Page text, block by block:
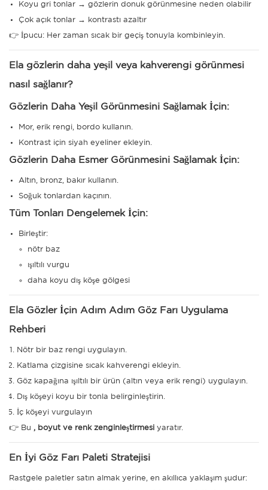
Koyu gri tonlar → gözlerin donuk görünmesine neden olabilir
Çok açık tonlar → kontrastı azaltır
👉 İpucu: Her zaman sıcak bir geçiş tonuyla kombinleyin.
Ela gözlerin daha yeşil veya kahverengi görünmesi
nasıl sağlanır?
Gözlerin Daha Yeşil Görünmesini Sağlamak İçin:
Mor, erik rengi, bordo kullanın.
Kontrast için siyah eyeliner ekleyin.
Gözlerin Daha Esmer Görünmesini Sağlamak İçin:
Altın, bronz, bakır kullanın.
Soğuk tonlardan kaçının.
Tüm Tonları Dengelemek İçin:
Birleştir:
nötr baz
ışıltılı vurgu
daha koyu dış köşe gölgesi
Ela Gözler İçin Adım Adım Göz Farı Uygulama
Rehberi
Nötr bir baz rengi uygulayın.
Katlama çizgisine sıcak kahverengi ekleyin.
Göz kapağına ışıltılı bir ürün (altın veya erik rengi) uygulayın.
Dış köşeyi koyu bir tonla belirginleştirin.
İç köşeyi vurgulayın
👉 Bu , boyut ve renk zenginleştirmesi yaratır.
En İyi Göz Farı Paleti Stratejisi
Rastgele paletler satın almak yerine, en akıllıca yaklaşım şudur: